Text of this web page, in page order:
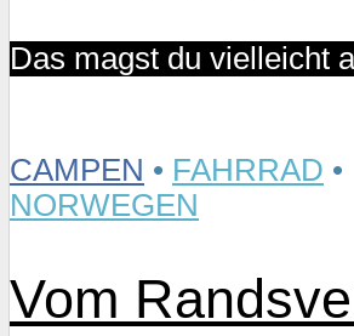
Das magst du vielleicht
CAMPEN • FAHRRAD •
NORWEGEN
Vom